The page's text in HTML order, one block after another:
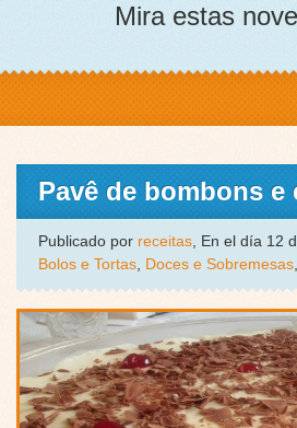
Mira estas
Pavê de bombons e
Publicado por receitas, En el día 12
Bolos e Tortas, Doces e Sobremesas,